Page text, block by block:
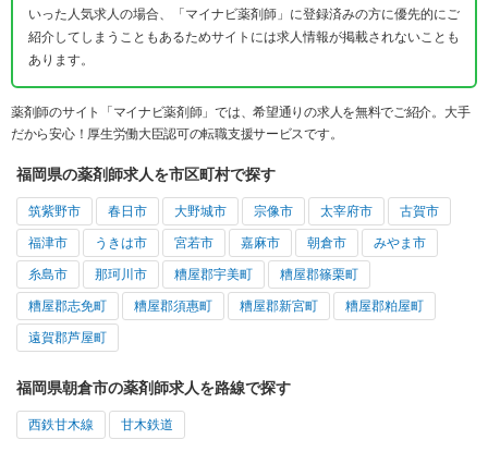
いった人気求人の場合、「マイナビ薬剤師」に登録済みの方に優先的にご
紹介してしまうこともあるためサイトには求人情報が掲載されないことも
あります。
薬剤師のサイト「マイナビ薬剤師」では、希望通りの求人を無料でご紹介。大手
だから安心！厚生労働大臣認可の転職支援サービスです。
福岡県の薬剤師求人を市区町村で探す
筑紫野市 春日市 大野城市 宗像市 太宰府市 古賀市
福津市 うきは市 宮若市 嘉麻市 朝倉市 みやま市
糸島市 那珂川市 糟屋郡宇美町 糟屋郡篠栗町
糟屋郡志免町 糟屋郡須惠町 糟屋郡新宮町 糟屋郡粕屋町
遠賀郡芦屋町
福岡県朝倉市の薬剤師求人を路線で探す
西鉄甘木線 甘木鉄道